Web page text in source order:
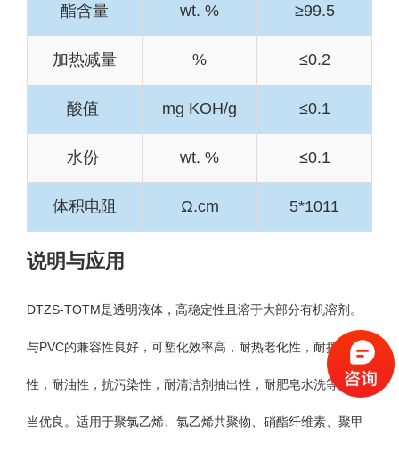
酯含量 wt. % ≥99.5
加热减量 % ≤0.2
酸值 mg KOH/g ≤0.1
水份 wt. % ≤0.1
体积电阻 Ω.cm 5*1011
说明与应用
DTZS-TOTM是透明液体，高稳定性且溶于大部分有机溶剂。
与PVC的兼容性良好，可塑化效率高，耐热老化性，耐挥发
性，耐油性，抗污染性，耐清洁剂抽出性，耐肥皂水洗等皆相
当优良。适用于聚氯乙烯、氯乙烯共聚物、硝酯纤维素、聚甲